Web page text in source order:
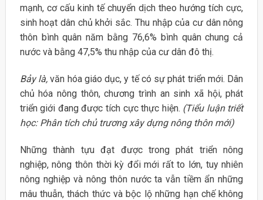
mạnh, cơ cấu kinh tế chuyển dịch theo hướng tích cực,
sinh hoạt dân chủ khởi sắc. Thu nhập của cư dân nông
thôn bình quân năm bằng 76,6% bình quân chung cả
nước và bằng 47,5% thu nhập của cư dân đô thị.
Bảy là,văn hóa giáo dục, y tế có sự phát triển mới. Dân
chủ hóa nông thôn, chương trình an sinh xã hội, phát
triển giới đang được tích cực thực hiện. (Tiểu luận triết
học: Phân tích chủ trương xây dựng nông thôn mới)
Những thành tựu đạt được trong phát triển nông
nghiệp, nông thôn thời kỳ đổi mới rất to lớn, tuy nhiên
nông nghiệp và nông thôn nước ta vẫn tiềm ẩn những
mâu thuẫn, thách thức và bộc lộ những hạn chế không